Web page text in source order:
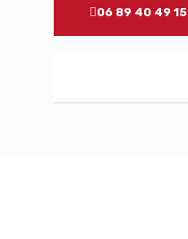
06 89 40 49 15